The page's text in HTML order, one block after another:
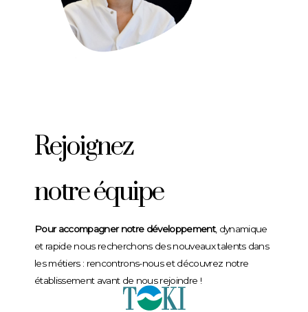
Rejoignez
notre équipe
Pour accompagner notre développement, dynamique
et rapide nous recherchons des nouveaux talents dans
les métiers : rencontrons-nous et découvrez notre
établissement avant de nous rejoindre !